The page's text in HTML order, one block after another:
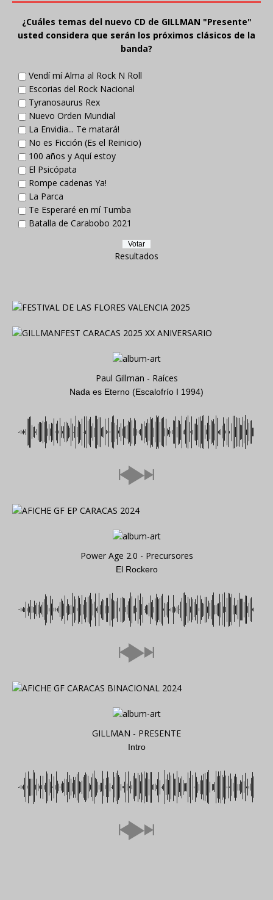
¿Cuáles temas del nuevo CD de GILLMAN "Presente"
usted considera que serán los próximos clásicos de la
banda?
Vendí mí Alma al Rock N Roll
Escorias del Rock Nacional
Tyranosaurus Rex
Nuevo Orden Mundial
La Envidia... Te matará!
No es Ficción (Es el Reinicio)
100 años y Aquí estoy
El Psicópata
Rompe cadenas Ya!
La Parca
Te Esperaré en mí Tumba
Batalla de Carabobo 2021
Resultados
Paul Gillman - Raíces
Nada es Eterno (Escalofrío I 1994)
Power Age 2.0 - Precursores
El Rockero
GILLMAN - PRESENTE
Intro